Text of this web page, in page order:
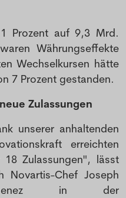
Prozent auf 9,3 Mrd.
Währungseffekte
Wechselkursen hätte
7 Prozent gestanden.
Zulassungen
unserer anhaltenden
erreichten
18 Zulassungen", lässt
Novartis-Chef Joseph
in der